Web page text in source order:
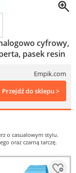
cyfrowy,
pasek resin
Empik.com
Przejdź do sklepu >
o casualowym stylu.
oraz czarną tarczę.